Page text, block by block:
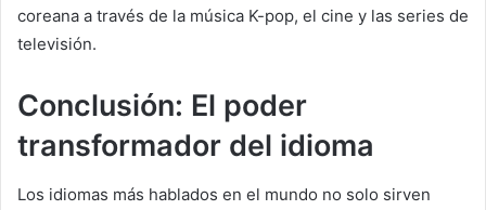
coreana a través de la música K-pop, el cine y las series de
televisión.
Conclusión: El poder
transformador del idioma
Los idiomas más hablados en el mundo no solo sirven